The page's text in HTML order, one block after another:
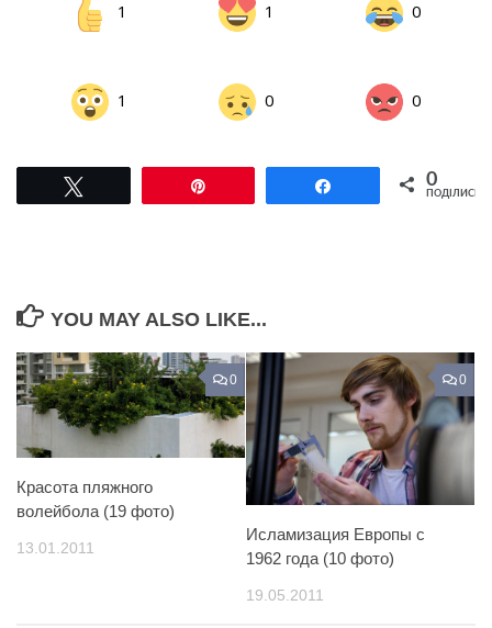
1 1 0
1 0 0
Поділитися0
ПОДІЛИСЬ
YOU MAY ALSO LIKE...
0
Красота пляжного
волейбола (19 фото)
13.01.2011
0
Исламизация Европы с
1962 года (10 фото)
19.05.2011